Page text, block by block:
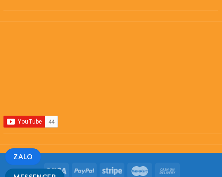
ZALO